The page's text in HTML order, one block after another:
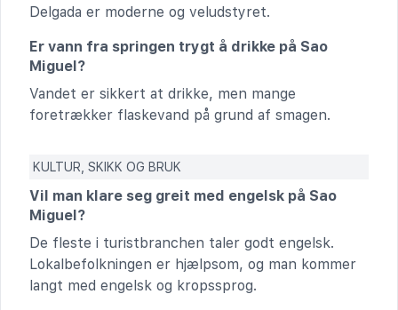
Delgada er moderne og veludstyret.
Er vann fra springen trygt å drikke på Sao
Miguel?
Vandet er sikkert at drikke, men mange
foretrækker flaskevand på grund af smagen.
KULTUR, SKIKK OG BRUK
Vil man klare seg greit med engelsk på Sao
Miguel?
De fleste i turistbranchen taler godt engelsk.
Lokalbefolkningen er hjælpsom, og man kommer
langt med engelsk og kropssprog.